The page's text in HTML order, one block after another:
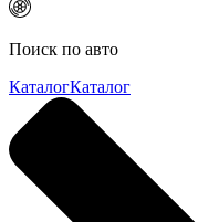
Поиск по авто
КаталогКаталог